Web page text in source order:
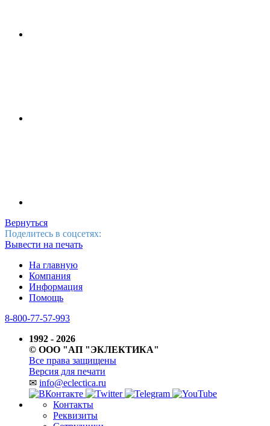
Вернуться
Поделитесь в соцсетях:
Вывести на печать
На главную
Компания
Информация
Помощь
8-800-77-57-993
1992 - 2026
© ООО "АП "ЭКЛЕКТИКА"
Все права защищены
Версия для печати
✉ info@eclectica.ru
Контакты
Реквизиты